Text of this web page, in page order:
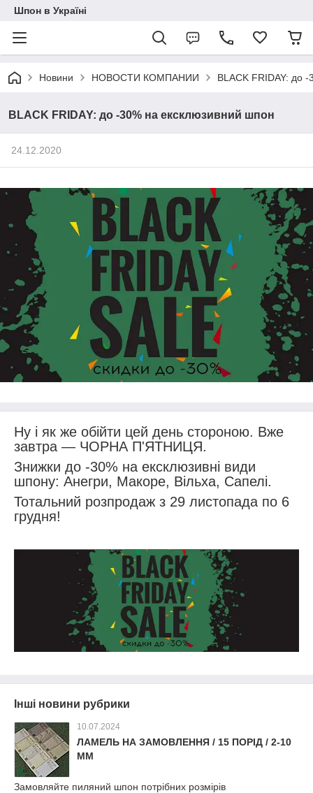
Шпон в Україні
Новини НОВОСТИ КОМПАНИИ BLACK FRIDAY: до
BLACK FRIDAY: до -30% на ексклюзивний шпон
24.12.2020
Ну і як же обійти цей день стороною. Вже
завтра — ЧОРНА П'ЯТНИЦЯ.
Знижки до -30% на ексклюзивні види
шпону: Анегри, Макоре, Вільха, Сапелі.
Тотальний розпродаж з 29 листопада по 6
грудня!
Інші новини рубрики
10.07.2024
ЛАМЕЛЬ НА ЗАМОВЛЕННЯ / 15 ПОРІД / 2-10
ММ
Замовляйте пиляний шпон потрібних розмірів